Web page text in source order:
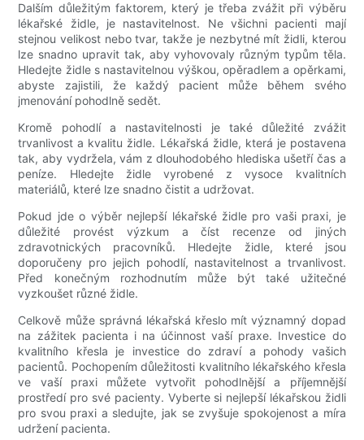
Dalším důležitým faktorem, který je třeba zvážit při výběru
lékařské židle, je nastavitelnost. Ne všichni pacienti mají
stejnou velikost nebo tvar, takže je nezbytné mít židli, kterou
lze snadno upravit tak, aby vyhovovaly různým typům těla.
Hledejte židle s nastavitelnou výškou, opěradlem a opěrkami,
abyste zajistili, že každý pacient může během svého
jmenování pohodlně sedět.
Kromě pohodlí a nastavitelnosti je také důležité zvážit
trvanlivost a kvalitu židle. Lékařská židle, která je postavena
tak, aby vydržela, vám z dlouhodobého hlediska ušetří čas a
peníze. Hledejte židle vyrobené z vysoce kvalitních
materiálů, které lze snadno čistit a udržovat.
Pokud jde o výběr nejlepší lékařské židle pro vaši praxi, je
důležité provést výzkum a číst recenze od jiných
zdravotnických pracovníků. Hledejte židle, které jsou
doporučeny pro jejich pohodlí, nastavitelnost a trvanlivost.
Před konečným rozhodnutím může být také užitečné
vyzkoušet různé židle.
Celkově může správná lékařská křeslo mít významný dopad
na zážitek pacienta i na účinnost vaší praxe. Investice do
kvalitního křesla je investice do zdraví a pohody vašich
pacientů. Pochopením důležitosti kvalitního lékařského křesla
ve vaší praxi můžete vytvořit pohodlnější a příjemnější
prostředí pro své pacienty. Vyberte si nejlepší lékařskou židli
pro svou praxi a sledujte, jak se zvyšuje spokojenost a míra
udržení pacienta.